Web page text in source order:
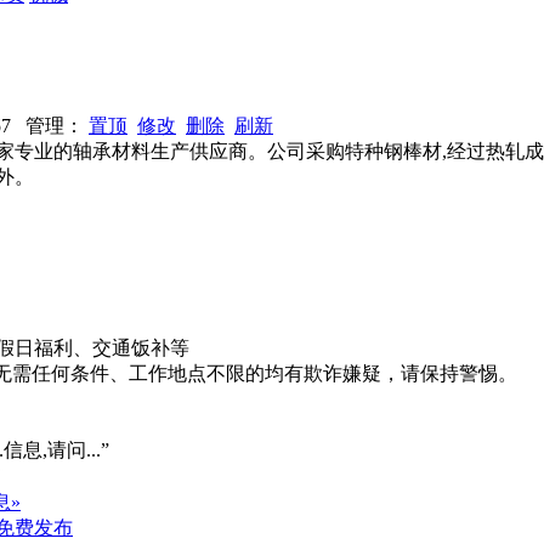
管理： 置顶 修改 删除 刷新
业的轴承材料生产供应商。公司采购特种钢棒材,经过热轧
。
日福利、交通饭补等
需任何条件、工作地点不限的均有欺诈嫌疑，请保持警惕。
息,请问...”
»
费发布